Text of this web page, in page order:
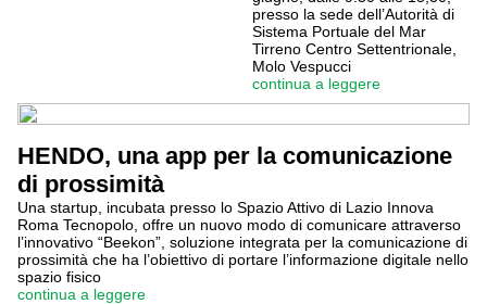
presso la sede dell’Autorità di
Sistema Portuale del Mar
Tirreno Centro Settentrionale,
Molo Vespucci
continua a leggere
HENDO, una app per la comunicazione
di prossimità
Una startup, incubata presso lo Spazio Attivo di Lazio Innova
Roma Tecnopolo, offre un nuovo modo di comunicare attraverso
l’innovativo “Beekon”, soluzione integrata per la comunicazione di
prossimità che ha l’obiettivo di portare l’informazione digitale nello
spazio fisico
continua a leggere